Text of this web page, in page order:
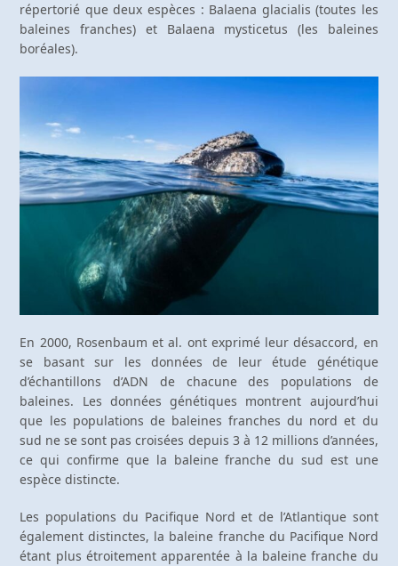
répertorié que deux espèces : Balaena glacialis (toutes les
baleines franches) et Balaena mysticetus (les baleines
boréales).
En 2000, Rosenbaum et al. ont exprimé leur désaccord, en
se basant sur les données de leur étude génétique
d’échantillons d’ADN de chacune des populations de
baleines. Les données génétiques montrent aujourd’hui
que les populations de baleines franches du nord et du
sud ne se sont pas croisées depuis 3 à 12 millions d’années,
ce qui confirme que la baleine franche du sud est une
espèce distincte.
Les populations du Pacifique Nord et de l’Atlantique sont
également distinctes, la baleine franche du Pacifique Nord
étant plus étroitement apparentée à la baleine franche du